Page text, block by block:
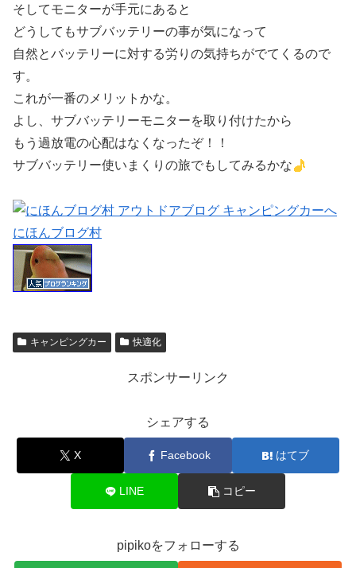
そしてモニターが手元にあると
どうしてもサブバッテリーの事が気になって
自然とバッテリーに対する労りの気持ちがでてくるので
す。
これが一番のメリットかな。
よし、サブバッテリーモニターを取り付けたから
もう過放電の心配はなくなったぞ！！
サブバッテリー使いまくりの旅でもしてみるかな
にほんブログ村
キャンピングカー 快適化
スポンサーリンク
シェアする
X Facebook はてブ
LINE コピー
pipikoをフォローする